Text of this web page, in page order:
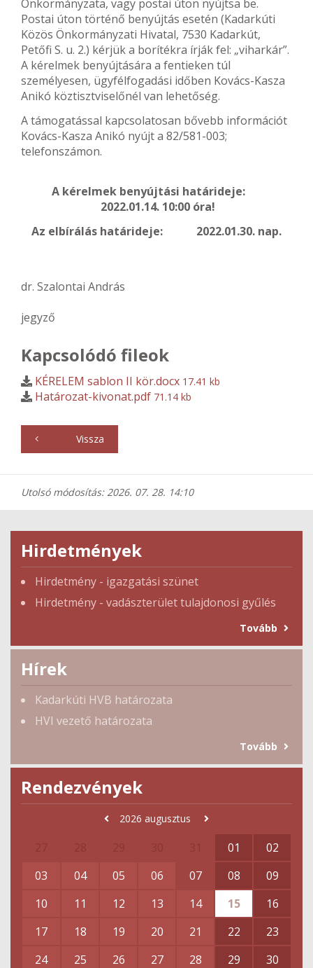
Önkormányzata, vagy postai úton nyújtsa be.
Postai úton történő benyújtás esetén (Kadarkúti
Közös Önkormányzati Hivatal, 7530 Kadarkút,
Petőfi S. u. 2.) kérjük a borítékra írják fel: „viharkár”.
A kérelmek benyújtására a fentieken túl
személyesen, ügyfélfogadási időben Kovács-Kasza
Anikó köztisztviselőnél van lehetőség.
A támogatással kapcsolatosan bővebb információt
Kovács-Kasza Anikó nyújt a 82/581-003;
telefonszámon.
A kérelmek benyújtási határideje:
2022.01.14. 10:00 óra!
Az elbírálás határideje: 2022.01.30. nap.
dr. Szalontai András
jegyző
Kapcsolódó fileok
KÉRELEM sablon II kör.docx 17.41 kb
Határozat-kivonat.pdf 71.14 kb
Vissza
Utolsó módosítás: 2026. 07. 28. 14:10
Hirdetmények
Hirdetmény - igazgatási szünet
Hirdetmény - vadászterület tulajdonosi gyűlés
Tovább
Hírek
Kadarkúti HVB határozata
HVI vezető határozata
Tovább
Rendezvények
2026 augusztus
01
02
03
04 05 06 07 08
09
10
11 12 13 14 15
16
17
18 19 20 21 22
23
24
25 26 27 28 29
30